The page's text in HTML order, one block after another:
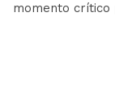
momento